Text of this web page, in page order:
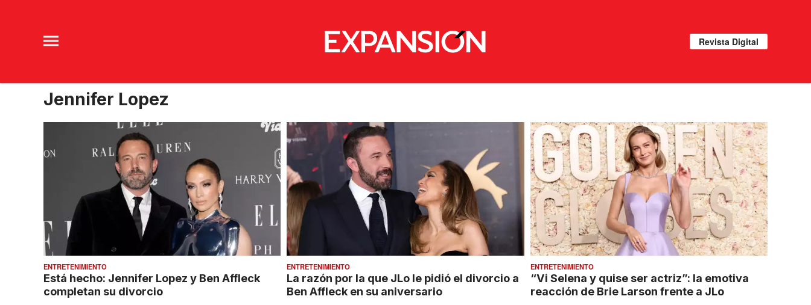
Revista Digital
Jennifer Lopez
ENTRETENIMIENTO
Está hecho: Jennifer Lopez y Ben Affleck
completan su divorcio
ENTRETENIMIENTO
La razón por la que JLo le pidió el divorcio a
Ben Affleck en su aniversario
ENTRETENIMIENTO
“Vi Selena y quise ser actriz”: la emotiva
reacción de Brie Larson frente a JLo